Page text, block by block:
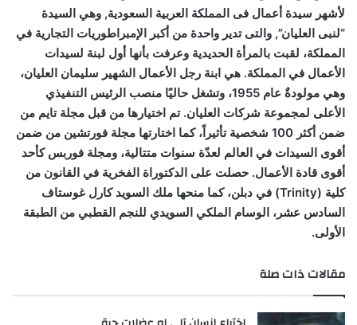
لأشهر سيدة أعمال فى المملكة العربية السعودية, وهي السيدة
“لنبى العليان”, والتى تدير واحدة من أكبر الإمبراطوريات التجارية في
المملكة، لقبت بالمرأة الحديدية وعرفت بأنها أول لبنة لسيدات
الأعمال في المملكة. هي ابنة رجل الأعمال الشهير سليمان العليان،
وهي مولودةٌ عام 1955، وتشغل حاليًا منصب الرئيس التنفيذي
الأعلى لمجموعة شركات العليان. تم اختيارها من قبل مجلة تايم من
ضمن أكثر 100 شخصية تأثيراً، كما اختارتها مجلة فورتشين من ضمن
أقوى السيدات في العالم لعدّة سنوات متتالية، ومجلة فوربس كأحد
أقوى قادة الأعمال. حصلت على الدكتوراة الفخرية في القانون من
كلية (Trinity) في دبلن، كما منحها ملك السويد كارل غوستاف
السادس عشر، الوسام الملكي السويدي للنجم القطبي من الطبقة
الأولى.
مقالات ذات صلة